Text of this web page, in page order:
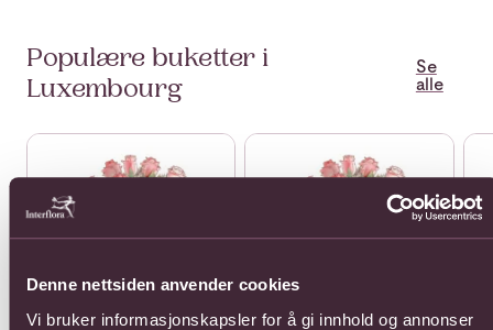
Denne nettsiden anvender cookies
Vi bruker informasjonskapsler for å gi innhold og annonser
Populære buketter i
Luxembourg
Se
alle
Se mer om 12 roses long stemmedSe mer om 12 roses short Se